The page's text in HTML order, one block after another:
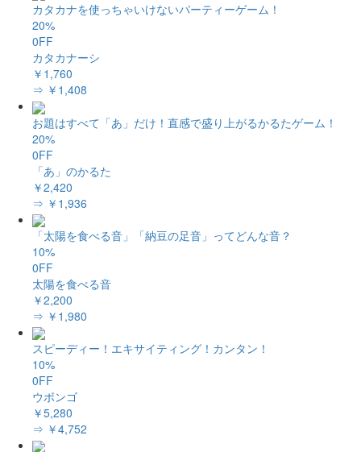
カタカナを使っちゃいけないパーティーゲーム！
20%
0FF
カタカナーシ
￥1,760
⇒ ￥1,408
お題はすべて「あ」だけ！直感で盛り上がるかるたゲーム！
20%
0FF
「あ」のかるた
￥2,420
⇒ ￥1,936
「太陽を食べる音」「納豆の足音」ってどんな音？
10%
0FF
太陽を食べる音
￥2,200
⇒ ￥1,980
スピーディー！エキサイティング！カンタン！
10%
0FF
ウボンゴ
￥5,280
⇒ ￥4,752